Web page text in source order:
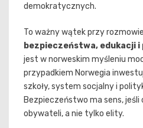
demokratycznych.
To ważny wątek przy
bezpieczeństwa, edukacji
jest w norweskim myśleniu
przypadkiem Norwegia
szkoły, system socjalny i
Bezpieczeństwo ma sens,
obywateli, a nie tylko elity.